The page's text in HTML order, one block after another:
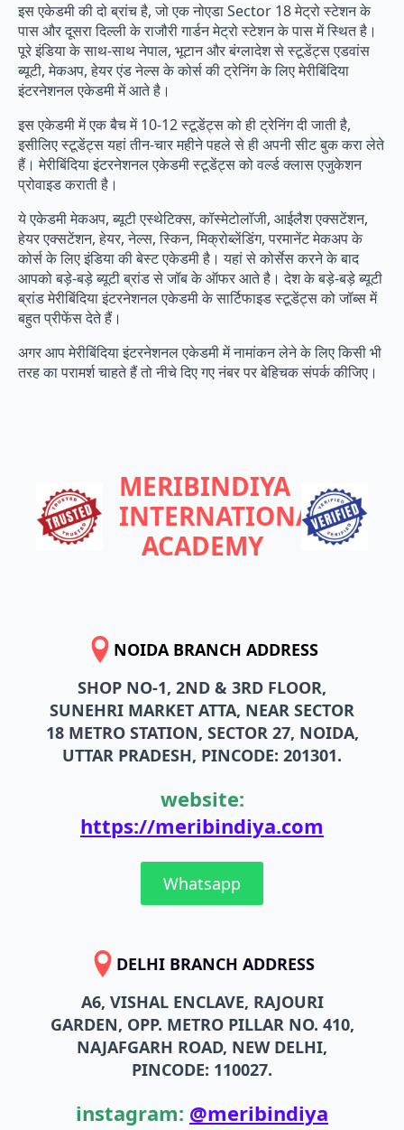
इस एकेडमी की दो ब्रांच है, जो एक नोएडा Sector 18 मेट्रो स्टेशन के
पास और दूसरा दिल्ली के राजौरी गार्डन मेट्रो स्टेशन के पास में स्थित है।
पूरे इंडिया के साथ-साथ नेपाल, भूटान और बंग्लादेश से स्टूडेंट्स एडवांस
ब्यूटी, मेकअप, हेयर एंड नेल्स के कोर्स की ट्रेनिंग के लिए मेरीबिंदिया
इंटरनेशनल एकेडमी में आते है।
इस एकेडमी में एक बैच में 10-12 स्टूडेंट्स को ही ट्रेनिंग दी जाती है,
इसीलिए स्टूडेंट्स यहां तीन-चार महीने पहले से ही अपनी सीट बुक करा लेते
हैं। मेरीबिंदिया इंटरनेशनल एकेडमी स्टूडेंट्स को वर्ल्ड क्लास एजुकेशन
प्रोवाइड कराती है।
ये एकेडमी मेकअप, ब्यूटी एस्थेटिक्स, कॉस्मेटोलॉजी, आईलैश एक्सटेंशन,
हेयर एक्सटेंशन, हेयर, नेल्स, स्किन, मिक्रोब्लेंडिंग, परमानेंट मेकअप के
कोर्स के लिए इंडिया की बेस्ट एकेडमी है। यहां से कोर्सेस करने के बाद
आपको बड़े-बड़े ब्यूटी ब्रांड से जॉब के ऑफर आते है। देश के बड़े-बड़े ब्यूटी
ब्रांड मेरीबिंदिया इंटरनेशनल एकेडमी के सार्टिफाइड स्टूडेंट्स को जॉब्स में
बहुत प्रीफेंस देते हैं।
अगर आप मेरीबिंदिया इंटरनेशनल एकेडमी में नामांकन लेने के लिए किसी भी
तरह का परामर्श चाहते हैं तो नीचे दिए गए नंबर पर बेहिचक संपर्क कीजिए।
MERIBINDIYA
INTERNATIONAL
ACADEMY
NOIDA BRANCH ADDRESS
SHOP NO-1, 2ND & 3RD FLOOR,
SUNEHRI MARKET ATTA, NEAR SECTOR
18 METRO STATION, SECTOR 27, NOIDA,
UTTAR PRADESH, PINCODE: 201301.
website:
https://meribindiya.com
Whatsapp
DELHI BRANCH ADDRESS
A6, VISHAL ENCLAVE, RAJOURI
GARDEN, OPP. METRO PILLAR NO. 410,
NAJAFGARH ROAD, NEW DELHI,
PINCODE: 110027.
instagram: @meribindiya